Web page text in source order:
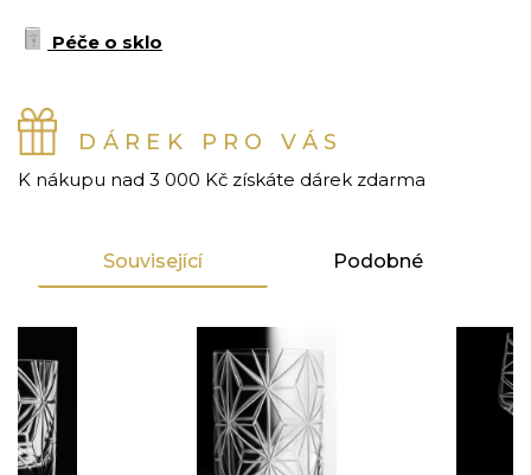
Péče o sklo
DÁREK PRO VÁS
K nákupu nad 3 000 Kč získáte dárek zdarma
Související Podobné